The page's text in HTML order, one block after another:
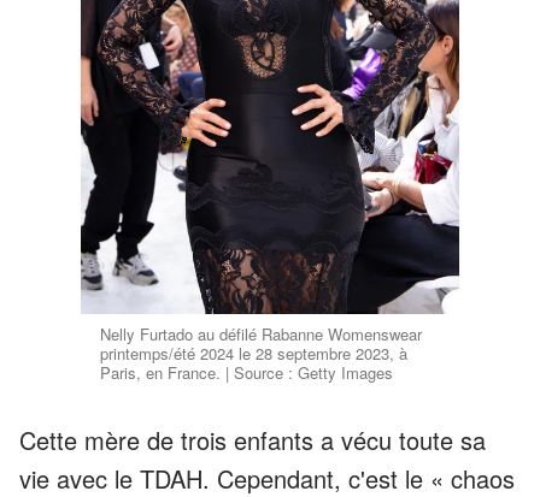
Nelly Furtado au défilé Rabanne Womenswear
printemps/été 2024 le 28 septembre 2023, à
Paris, en France. | Source : Getty Images
Cette mère de trois enfants a vécu toute sa
vie avec le TDAH. Cependant, c'est le « chaos